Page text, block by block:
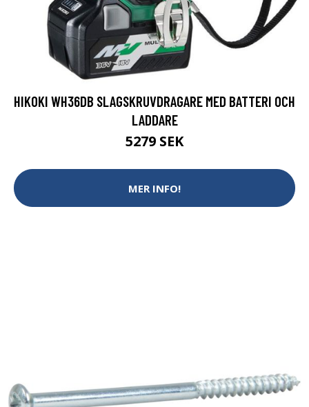
HIKOKI WH36DB SLAGSKRUVDRAGARE MED BATTERI OCH
LADDARE
5279 SEK
MER INFO!